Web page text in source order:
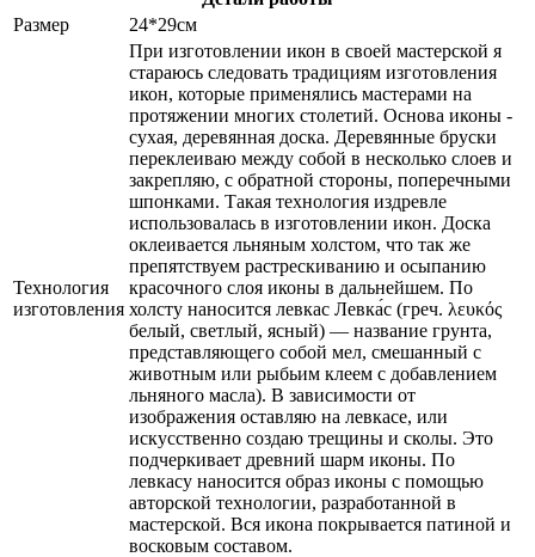
Размер
24*29см
Технология
изготовления
При изготовлении икон в своей мастерской я
стараюсь следовать традициям изготовления
икон, которые применялись мастерами на
протяжении многих столетий. Основа иконы -
сухая, деревянная доска. Деревянные бруски
переклеиваю между собой в несколько слоев и
закрепляю, с обратной стороны, поперечными
шпонками. Такая технология издревле
использовалась в изготовлении икон. Доска
оклеивается льняным холстом, что так же
препятствуем растрескиванию и осыпанию
красочного слоя иконы в дальнейшем. По
холсту наносится левкас Левка́с (греч. λευκός
белый, светлый, ясный) — название грунта,
представляющего собой мел, смешанный с
животным или рыбьим клеем с добавлением
льняного масла). В зависимости от
изображения оставляю на левкасе, или
искусственно создаю трещины и сколы. Это
подчеркивает древний шарм иконы. По
левкасу наносится образ иконы с помощью
авторской технологии, разработанной в
мастерской. Вся икона покрывается патиной и
восковым составом.